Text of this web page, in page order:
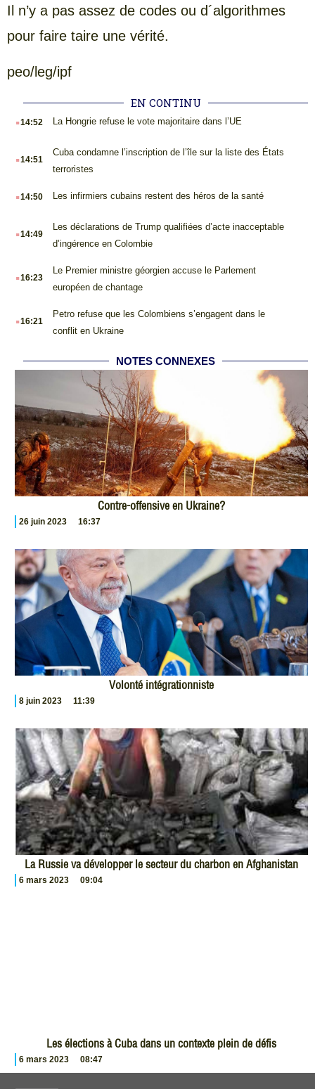
Il n’y a pas assez de codes ou d´algorithmes
pour faire taire une vérité.
peo/leg/ipf
EN CONTINU
.14:52 La Hongrie refuse le vote majoritaire dans l’UE
.14:51
Cuba condamne l’inscription de l’île sur la liste des États
terroristes
.14:50 Les infirmiers cubains restent des héros de la santé
.14:49
Les déclarations de Trump qualifiées d’acte inacceptable
d’ingérence en Colombie
.16:23
Le Premier ministre géorgien accuse le Parlement
européen de chantage
.16:21
Petro refuse que les Colombiens s’engagent dans le
conflit en Ukraine
NOTES CONNEXES
Contre-offensive en Ukraine?
26 juin 2023 16:37
Volonté intégrationniste
8 juin 2023 11:39
La Russie va développer le secteur du charbon en Afghanistan
6 mars 2023 09:04
Les élections à Cuba dans un contexte plein de défis
6 mars 2023 08:47